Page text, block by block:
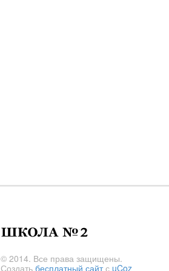
© 2014. Все права защищены.
Создать бесплатный сайтс uCoz